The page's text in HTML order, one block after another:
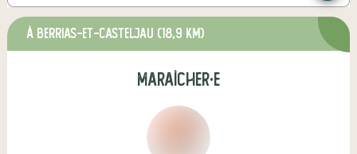
à Berrias-et-Casteljau (18,9 km)
maraîcher·e